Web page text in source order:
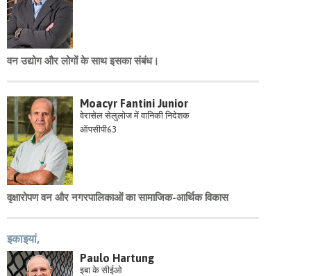
वन उद्योग और लोगों के साथ इसका संबंध।
Moacyr Fantini Junior
वेरासेल सेलुलोज में वानिकी निदेशक
ऑपसीपी63
वृक्षारोपण वन और नगरपालिकाओं का सामाजिक-आर्थिक विकास
इकाइयां,
Paulo Hartung
इबा के सीईओ